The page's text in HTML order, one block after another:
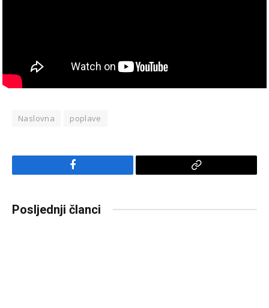
Naslovna poplave
Facebook
Copy
Posljednji članci